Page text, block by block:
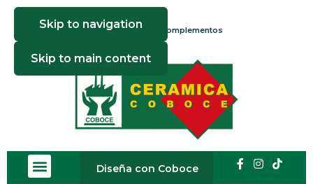
Skip to navigation
Skip to main content
Publicaciones Exportaciones Complementos
Diseña con Coboce